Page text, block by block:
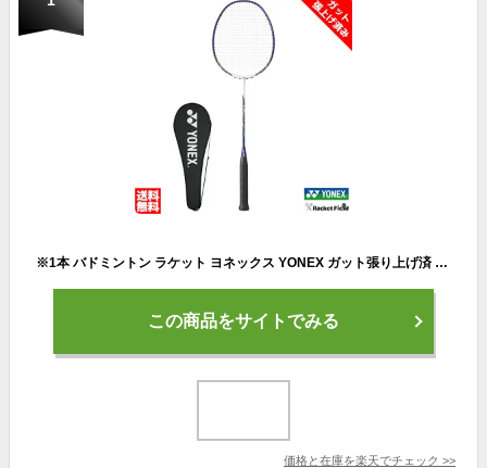
※1本 バドミントン ラケット ヨネックス YONEX ガット張り上げ済 バドミントンラケット マッスルパワー9LT MUSLE POWER 9 LT MP9LTG ケース付 badminton racket 羽毛球拍 バドミントン ラケットケース バドミントン 初心者向け
この商品をサイトでみる
価格と在庫を楽天でチェック >>